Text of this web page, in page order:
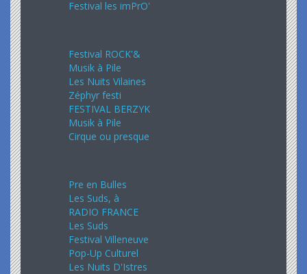
Festival les imPrO'
Festival ROCK'&
Musik à Pile
Les Nuits Vilaines
Zéphyr festi
FESTIVAL BERZYK
Musik à Pile
Cirque ou presque
Pre en Bulles
Les Suds, à
RADIO FRANCE
Les Suds
Festival Villeneuve
Pop-Up Culturel
Les Nuits D'Istres